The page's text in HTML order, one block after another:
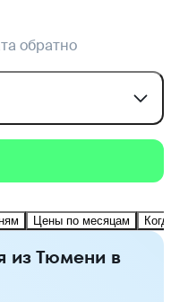
обратно
Цены по месяцам
из Тюмени в